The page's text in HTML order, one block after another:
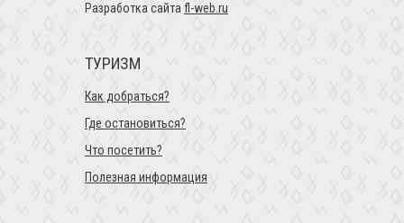
Разработка сайта fl-web.ru
ТУРИЗМ
Как добраться?
Где остановиться?
Что посетить?
Полезная информация